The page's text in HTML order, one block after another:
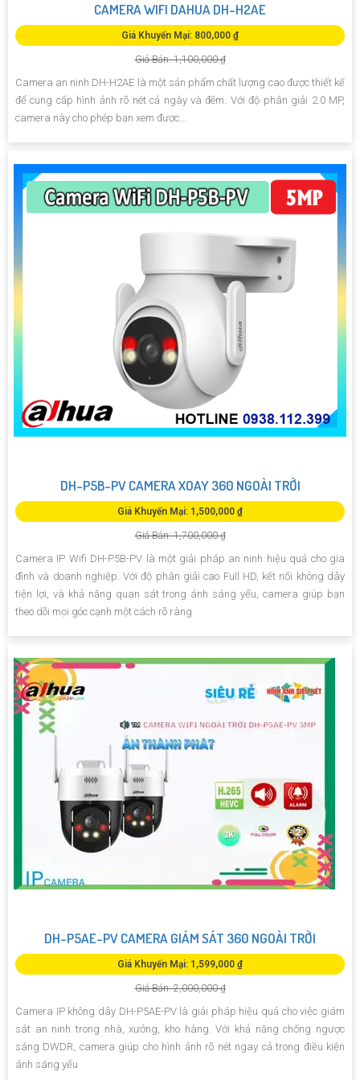
CAMERA WIFI DAHUA DH-H2AE
Giá Khuyến Mại: 800,000 ₫
Giá Bán: 1,100,000 ₫
Camera an ninh DH-H2AE là một sản phẩm chất lượng cao được thiết kế
để cung cấp hình ảnh rõ nét cả ngày và đêm. Với độ phân giải 2.0 MP,
camera này cho phép bạn xem được...
DH-P5B-PV CAMERA XOAY 360 NGOÀI TRỜI
Giá Khuyến Mại: 1,500,000 ₫
Giá Bán: 1,700,000 ₫
Camera IP Wifi DH-P5B-PV là một giải pháp an ninh hiệu quả cho gia
đình và doanh nghiệp. Với độ phân giải cao Full HD, kết nối không dây
tiện lợi, và khả năng quan sát trong ánh sáng yếu, camera giúp bạn
theo dõi mọi góc cạnh một cách rõ ràng
DH-P5AE-PV CAMERA GIÁM SÁT 360 NGOÀI TRỜI
Giá Khuyến Mại: 1,599,000 ₫
Giá Bán: 2,000,000 ₫
Camera IP không dây DH-P5AE-PV là giải pháp hiệu quả cho việc giám
sát an ninh trong nhà, xưởng, kho hàng. Với khả năng chống ngược
sáng DWDR, camera giúp cho hình ảnh rõ nét ngay cả trong điều kiện
ánh sáng yếu